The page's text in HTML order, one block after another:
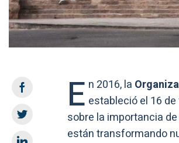
E n 2016, la
estableció el 16
sobre la importancia
están transformando